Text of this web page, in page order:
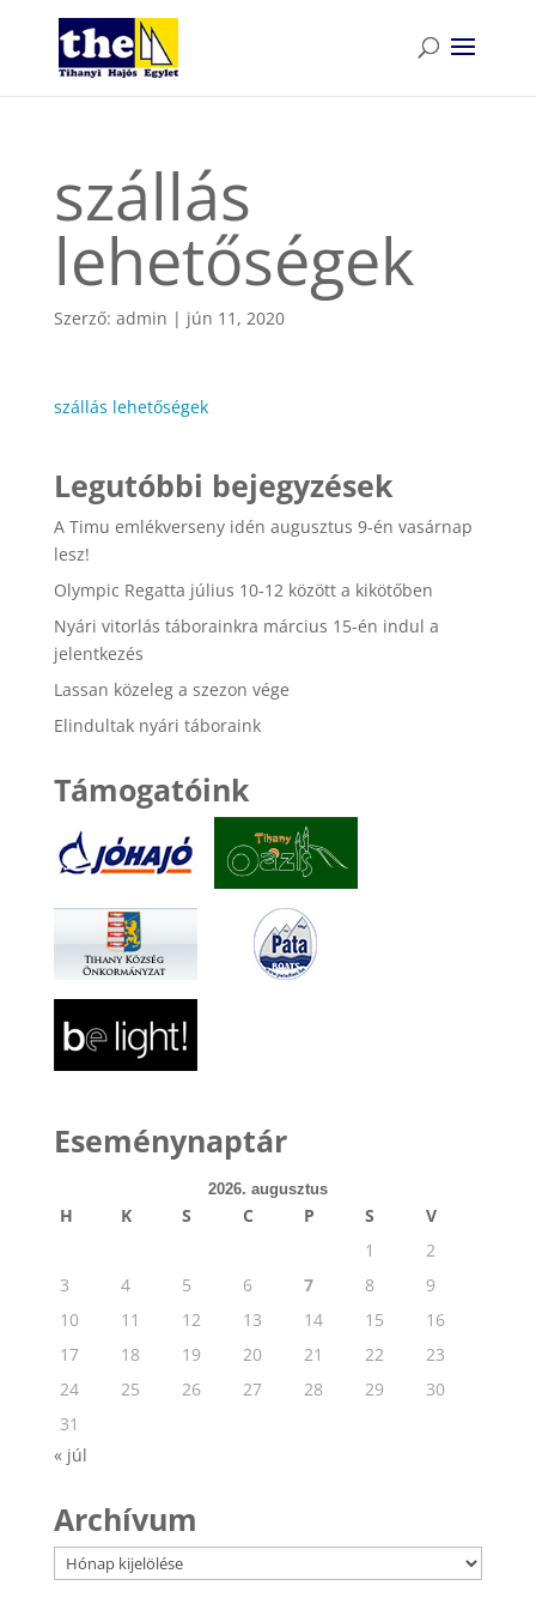
szállás
lehetőségek
Szerző: admin | jún 11, 2020
szállás lehetőségek
Legutóbbi bejegyzések
A Timu emlékverseny idén augusztus 9-én vasárnap
lesz!
Olympic Regatta július 10-12 között a kikötőben
Nyári vitorlás táborainkra március 15-én indul a
jelentkezés
Lassan közeleg a szezon vége
Elindultak nyári táboraink
Támogatóink
Eseménynaptár
2026. augusztus
H K S C P S
V
1
2
3
4 5 6 7 8
9
10
11 12 13 14 15
16
17
18 19 20 21 22
23
24
25 26 27 28 29
30
31
« júl
Archívum
Archívum